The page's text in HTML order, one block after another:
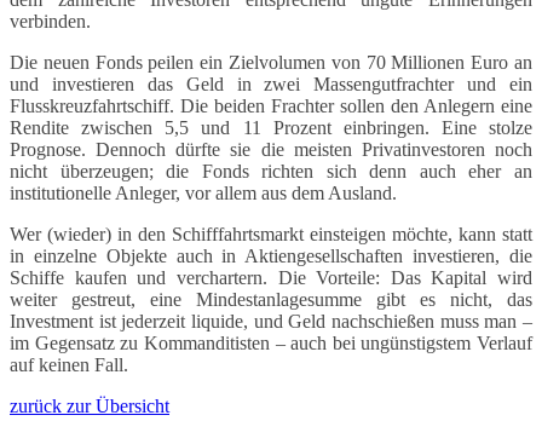
verbinden.
Die neuen Fonds peilen ein Zielvolumen von 70 Millionen Euro an
und investieren das Geld in zwei Massengutfrachter und ein
Flusskreuzfahrtschiff. Die beiden Frachter sollen den Anlegern eine
Rendite zwischen 5,5 und 11 Prozent einbringen. Eine stolze
Prognose. Dennoch dürfte sie die meisten Privatinvestoren noch
nicht überzeugen; die Fonds richten sich denn auch eher an
institutionelle Anleger, vor allem aus dem Ausland.
Wer (wieder) in den Schifffahrtsmarkt einsteigen möchte, kann statt
in einzelne Objekte auch in Aktiengesellschaften investieren, die
Schiffe kaufen und verchartern. Die Vorteile: Das Kapital wird
weiter gestreut, eine Mindestanlagesumme gibt es nicht, das
Investment ist jederzeit liquide, und Geld nachschießen muss man –
im Gegensatz zu Kommanditisten – auch bei ungünstigstem Verlauf
auf keinen Fall.
zurück zur Übersicht